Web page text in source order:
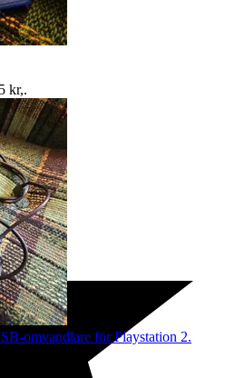
kr,.
omvandlare för Playstation 2.